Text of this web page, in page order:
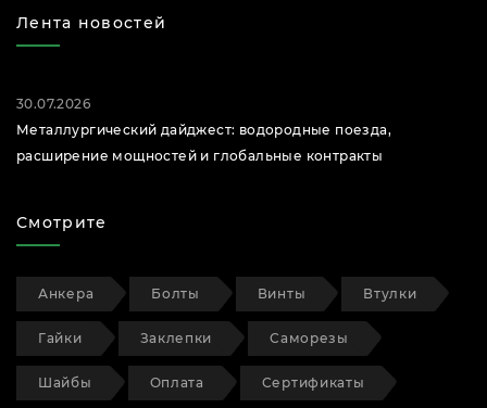
Лента новостей
30.07.2026
Металлургический дайджест: водородные поезда,
расширение мощностей и глобальные контракты
Смотрите
Анкера Болты Винты Втулки
Гайки Заклепки Саморезы
Шайбы Оплата Сертификаты